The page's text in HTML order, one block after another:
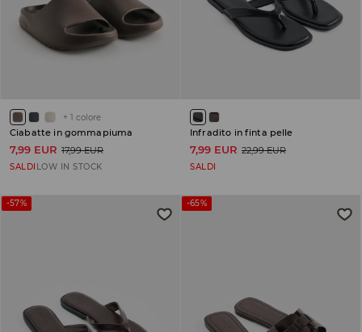
+ 1 colore
Ciabatte in gommapiuma
7,99 EUR 17,99 EUR
SALDI LOW IN STOCK
Infradito in finta pelle
7,99 EUR 22,99 EUR
SALDI
-57% -65%